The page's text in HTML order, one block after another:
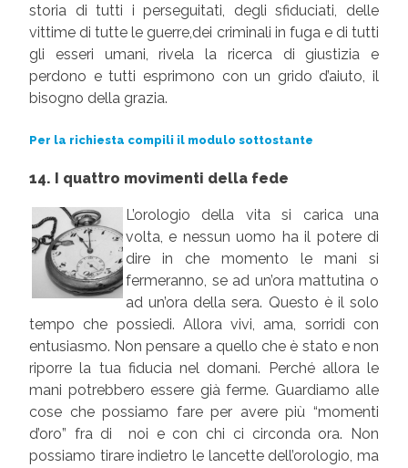
storia di tutti i perseguitati, degli sfiduciati, delle
vittime di tutte le guerre,dei criminali in fuga e di tutti
gli esseri umani, rivela la ricerca di giustizia e
perdono e tutti esprimono con un grido d’aiuto, il
bisogno della grazia.
Per la richiesta compili il modulo sottostante
14. I quattro movimenti della fede
L’orologio della vita si carica una
volta, e nessun uomo ha il potere di
dire in che momento le mani si
fermeranno, se ad un’ora mattutina o
ad un’ora della sera. Questo è il solo
tempo che possiedi. Allora vivi, ama, sorridi con
entusiasmo. Non pensare a quello che è stato e non
riporre la tua fiducia nel domani. Perché allora le
mani potrebbero essere già ferme. Guardiamo alle
cose che possiamo fare per avere più “momenti
d’oro” fra di noi e con chi ci circonda ora. Non
possiamo tirare indietro le lancette dell’orologio, ma